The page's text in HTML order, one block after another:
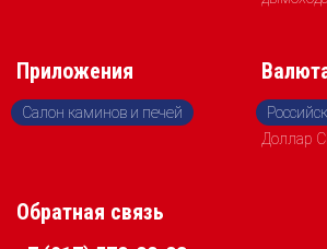
Приложения
Салон каминов и печей
Доллар
Обратная связь